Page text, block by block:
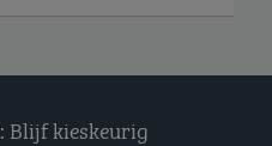
Blijf kieskeurig